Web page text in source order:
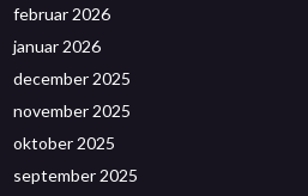
februar 2026
januar 2026
december 2025
november 2025
oktober 2025
september 2025